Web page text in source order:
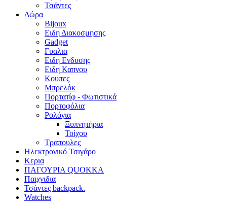
Τσάντες
Δώρα
Bijoux
Eιδη Διακοσμησης
Gadget
Γυαλια
Ειδη Ενδυσης
Ειδη Καπνου
Κουπες
Μπρελόκ
Πορτατίφ - Φωτιστικά
Πορτοφόλια
Ρολόγια
Ξυπνητήρια
Τοίχου
Τραπουλες
Ηλεκτρονικό Τσιγάρο
Κερια
ΠΑΓΟΥΡΙΑ QUOKKA
Παιχνιδια
Τσάντες backpack.
Watches